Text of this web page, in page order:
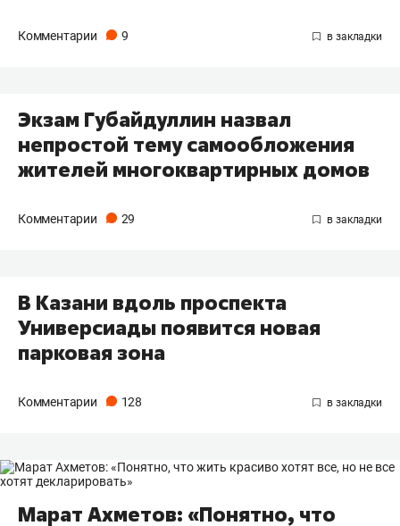
Комментарии 9
Экзам Губайдуллин назвал
непростой тему самообложения
жителей многоквартирных домов
Комментарии 29
В Казани вдоль проспекта
Универсиады появится новая
парковая зона
Комментарии 128
Марат Ахметов: «Понятно, что